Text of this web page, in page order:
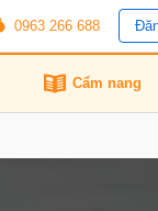
0963 266 688
Cẩm nang